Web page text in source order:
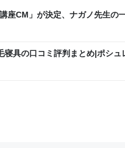
座CM」が決定、ナガノ先生の
具の口コミ評判まとめ|ポシュ
ました。